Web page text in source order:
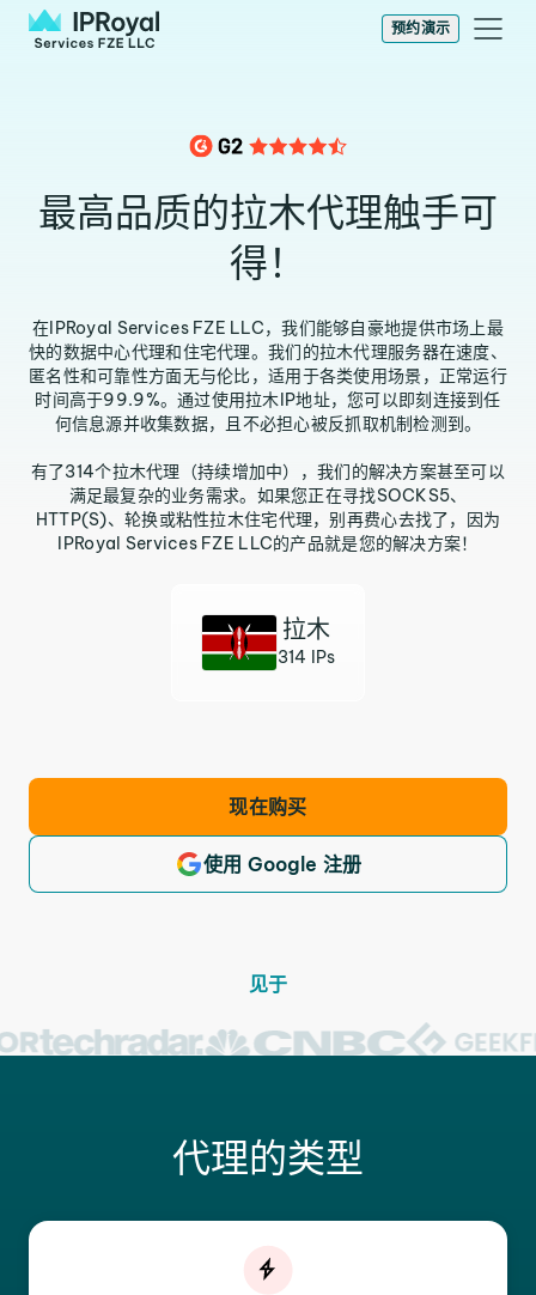
预约演示
最高品质的拉木代理触手可
得！
在IPRoyal Services FZE LLC，我们能够自豪地提供市场上最
快的数据中心代理和住宅代理。我们的拉木代理服务器在速度、
匿名性和可靠性方面无与伦比，适用于各类使用场景，正常运行
时间高于99.9%。通过使用拉木IP地址，您可以即刻连接到任
何信息源并收集数据，且不必担心被反抓取机制检测到。
有了314个拉木代理（持续增加中），我们的解决方案甚至可以
满足最复杂的业务需求。如果您正在寻找SOCKS5、
HTTP(S)、轮换或粘性拉木住宅代理，别再费心去找了，因为
IPRoyal Services FZE LLC的产品就是您的解决方案！
拉木
314 IPs
现在购买
使用 Google 注册
见于
代理的类型